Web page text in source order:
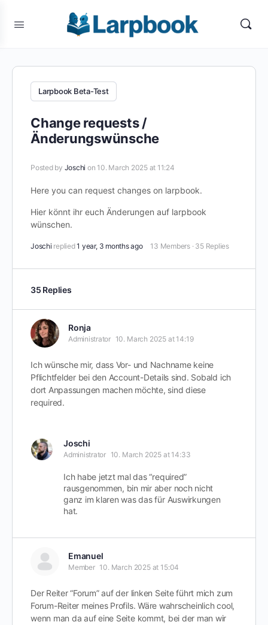
Larpbook Beta-Test
Change requests /
Änderungswünsche
Posted by Joschi on 10. March 2025 at 11:24
Here you can request changes on larpbook.
Hier könnt ihr euch Änderungen auf larpbook
wünschen.
Joschi replied1 year, 3 months ago 13 Members · 35 Replies
35 Replies
Ronja
Administrator 10. March 2025 at 14:19
Ich wünsche mir, dass Vor- und Nachname keine
Pflichtfelder bei den Account-Details sind. Sobald ich
dort Anpassungen machen möchte, sind diese
required.
Joschi
Administrator 10. March 2025 at 14:33
Ich habe jetzt mal das “required”
rausgenommen, bin mir aber noch nicht
ganz im klaren was das für Auswirkungen
hat.
Emanuel
Member 10. March 2025 at 15:04
Der Reiter “Forum” auf der linken Seite führt mich zum
Forum-Reiter meines Profils. Wäre wahrscheinlich cool,
wenn man da auf eine Seite kommt, bei der man wir